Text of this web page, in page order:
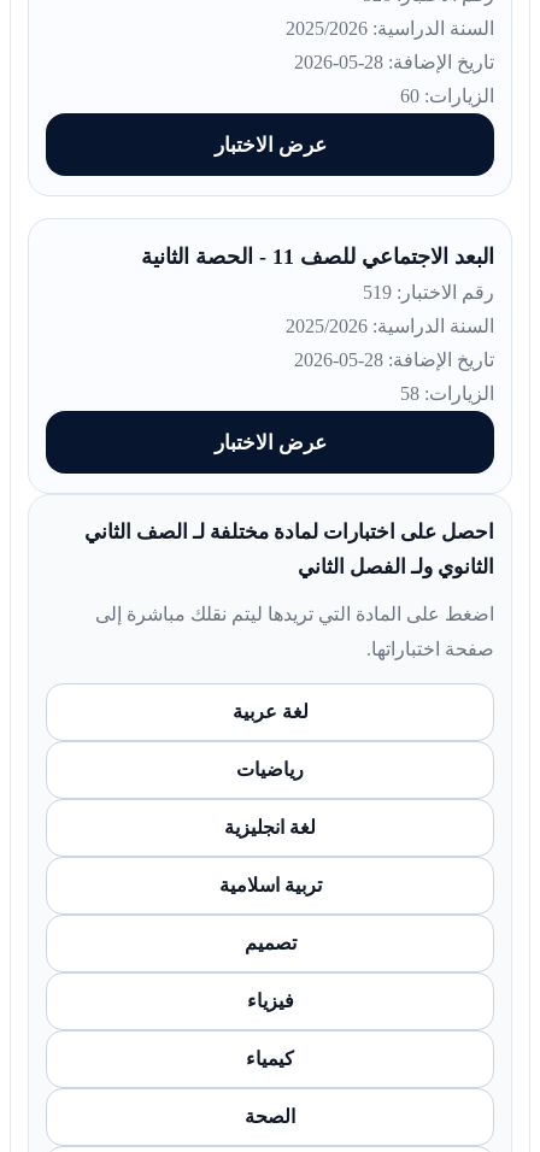
السنة الدراسية: 2025/2026
تاريخ الإضافة: 28-05-2026
الزيارات: 60
عرض الاختبار
البعد الاجتماعي للصف 11 - الحصة الثانية
رقم الاختبار: 519
السنة الدراسية: 2025/2026
تاريخ الإضافة: 28-05-2026
الزيارات: 58
عرض الاختبار
احصل على اختبارات لمادة مختلفة لـ الصف الثاني
الثانوي ولـ الفصل الثاني
اضغط على المادة التي تريدها ليتم نقلك مباشرة إلى
صفحة اختباراتها.
لغة عربية
رياضيات
لغة انجليزية
تربية اسلامية
تصميم
فيزياء
كيمياء
الصحة